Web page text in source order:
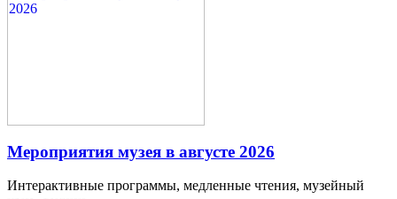
Мероприятия музея в августе 2026
Интерактивные программы, медленные чтения, музейный